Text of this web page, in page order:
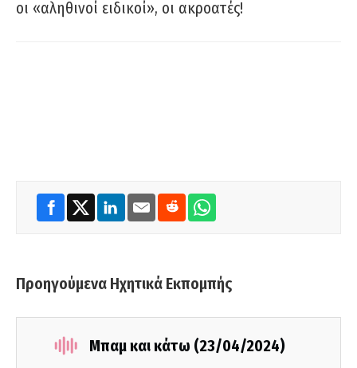
οι «αληθινοί ειδικοί», οι ακροατές!
Προηγούμενα Ηχητικά Εκπομπής
Μπαμ και κάτω (23/04/2024)